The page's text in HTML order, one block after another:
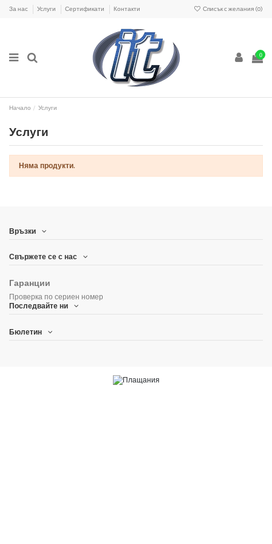
За нас Услуги Сертификати Контакти Списък с желания (0)
0
Начало Услуги
Услуги
Няма продукти.
Връзки
Свържете се с нас
Гаранции
Проверка по сериен номер
Последвайте ни
Бюлетин